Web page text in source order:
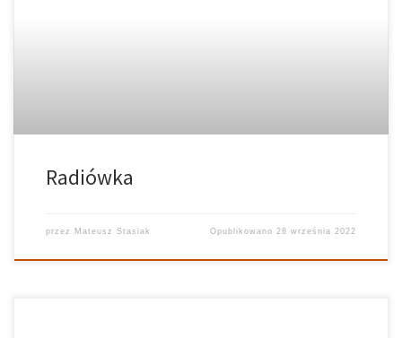
Radiówka
przez Mateusz Stasiak Opublikowano28 września 2022